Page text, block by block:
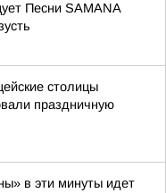
Песни SAMANA
столицы
праздничную
в эти минуты идет